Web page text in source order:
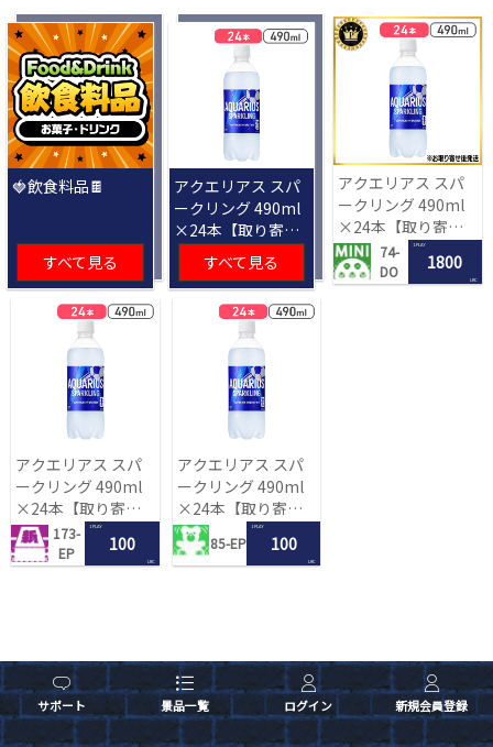
サポート 景品一覧 ログイン 新規会員登録
🍓飲食料品🍫
すべて見る
アクエリアス スパ
ークリング 490ml
×24本【取り寄せ
入荷後次第発送】
すべて見る
アクエリアス スパ
ークリング 490ml
×24本【取り寄せ
入荷後次第発送】
74-
DO
1 PLAY
1800
LRC
アクエリアス スパ
ークリング 490ml
×24本【取り寄せ
入荷後次第発送】
173-
EP
1 PLAY
100
LRC
アクエリアス スパ
ークリング 490ml
×24本【取り寄せ
入荷後次第発送】
85-EP
1 PLAY
100
LRC